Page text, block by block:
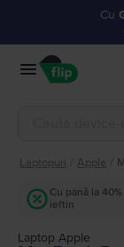
Cu
Laptopuri Apple
Cu până la
ieftin
Laptop Apple